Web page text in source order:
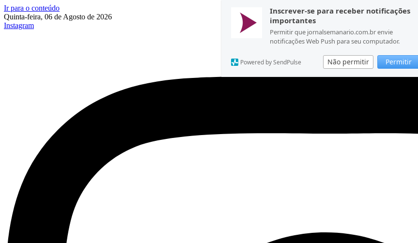
Inscrever-se para receber notificações
importantes
Permitir que jornalsemanario.com.br envie
notificações Web Push para seu computador.
Não permitir Permitir
Powered by SendPulse
Ir para o conteúdo
Quinta-feira, 06 de Agosto de 2026
Instagram